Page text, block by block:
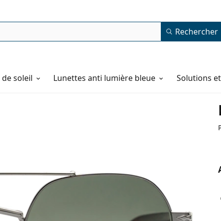
Rechercher
soleil Lunettes anti lumière bleue Solutions